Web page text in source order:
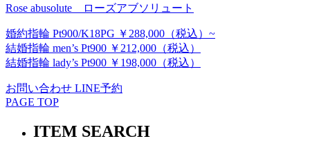
Rose abusolute ローズアブソリュート
婚約指輪 Pt900/K18PG ￥288,000（税込）~
結婚指輪 men’s Pt900 ￥212,000（税込）
結婚指輪 lady’s Pt900 ￥198,000（税込）
お問い合わせ LINE予約
PAGE TOP
ITEM SEARCH